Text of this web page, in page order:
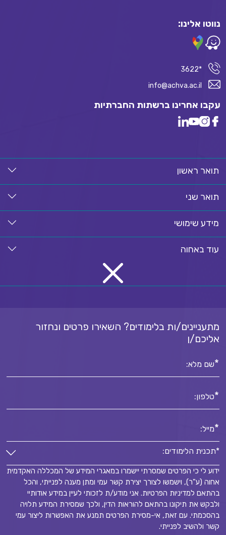
נווטו אלינו:
*3622
info@achva.ac.il
עקבו אחרינו ברשתות החברתיות
תואר ראשון
תואר שני
מידע שימושי
עוד באחוה
מתעניינים/ות בלימודים? השאירו פרטים ונחזור
אליכם/ן
שם מלא:*
טלפון:*
מייל:*
*תכנית הלימודים:
*
*תכנית הלימודים:
ידוע לי כי הפרטים שמסרתי יישמרו במאגרי המידע של המכללה האקדמית
אחוה (ע"ר), וישמשו לצורך יצירת קשר עמי ומתן מענה לפנייתי, והכל
בהתאם למדיניות הפרטיות. אני מודע/ת לזכותי לעיין במידע אודותיי
ולבקש את תיקונו בהתאם להוראות הדין, ולכך שמסירת המידע תלויה
בהסכמתי. עם זאת, אי-מסירת הפרטים תמנע את האפשרות ליצור עמי
קשר ולהשיב לפנייתי.